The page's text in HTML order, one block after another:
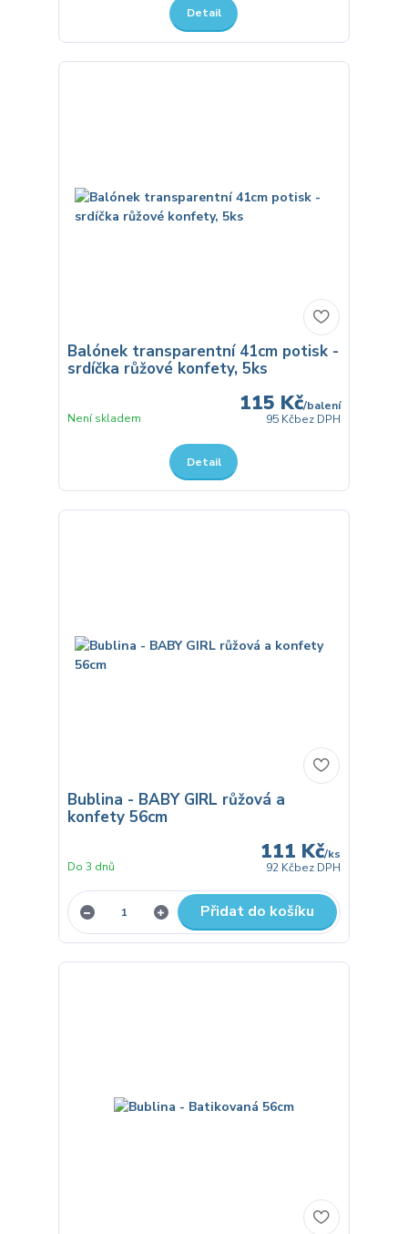
Detail
Balónek transparentní 41cm potisk -
srdíčka růžové konfety, 5ks
115 Kč/balení
95 Kčbez DPH
Není skladem
Detail
Bublina - BABY GIRL růžová a
konfety 56cm
111 Kč/ks
92 Kčbez DPH
Do 3 dnů
Přidat do košíku